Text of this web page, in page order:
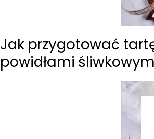
Jak przygotować
powidłami